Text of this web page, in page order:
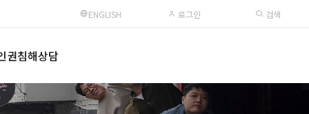
ENGLISH 로그인 검색
권침해상담